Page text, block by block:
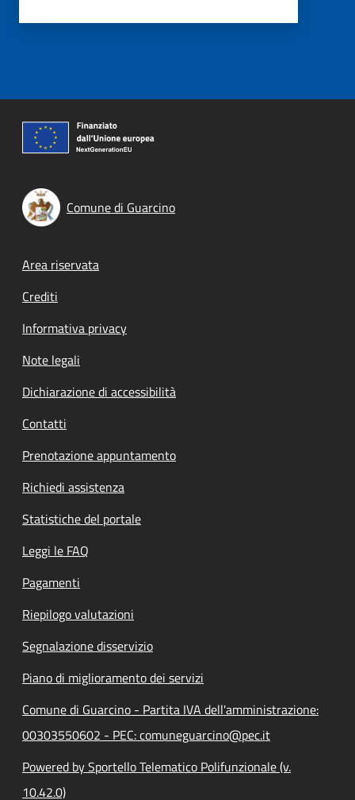
Comune di Guarcino
Footer menu
Area riservata
Crediti
Informativa privacy
Note legali
Dichiarazione di accessibilità
Contatti
Prenotazione appuntamento
Richiedi assistenza
Statistiche del portale
Leggi le FAQ
Pagamenti
Riepilogo valutazioni
Segnalazione disservizio
Piano di miglioramento dei servizi
Comune di Guarcino - Partita IVA dell'amministrazione:
00303550602 - PEC: comuneguarcino@pec.it
Powered by Sportello Telematico Polifunzionale (v.
10.42.0)